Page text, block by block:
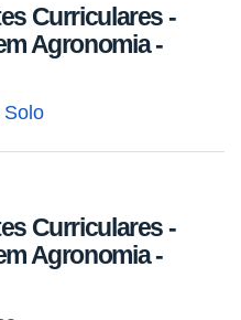
Curriculares -
Agronomia -
Solo
Curriculares -
Agronomia -